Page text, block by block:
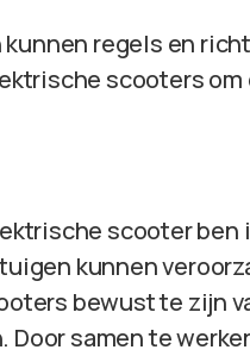
kunnen regels en
scooters om
scooter
kunnen
bewust te zijn
samen te